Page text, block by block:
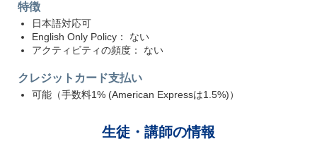
特徴
日本語対応可
English Only Policy： ない
アクティビティの頻度： ない
クレジットカード支払い
可能（手数料1% (American Expressは1.5%)）
生徒・講師の情報